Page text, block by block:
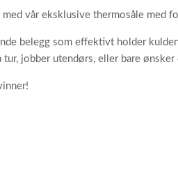
vår eksklusive thermosåle med
belegg som effektivt holder
jobber utendørs, eller bare